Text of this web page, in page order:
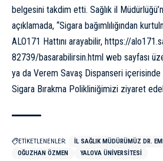
belgesini takdim etti. Sağlık il
açıklamada, “Sigara bağımlılığından
ALO171 Hattını arayabilir, https://
82739/basarabilirsin.html web sayfası
ya da Verem Savaş Dispanseri
Sigara Bırakma Polikliniğimizi ziyaret
ETİKETLENENLER:
İL SAĞLIK MÜDÜRÜMÜZ DR.
OĞUZHAN ÖZMEN
YALOVA ÜNIVERSITESI